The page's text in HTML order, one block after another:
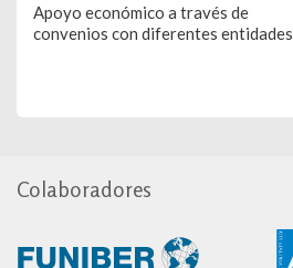
Apoyo económico a través de
convenios con diferentes entidades
Colaboradores